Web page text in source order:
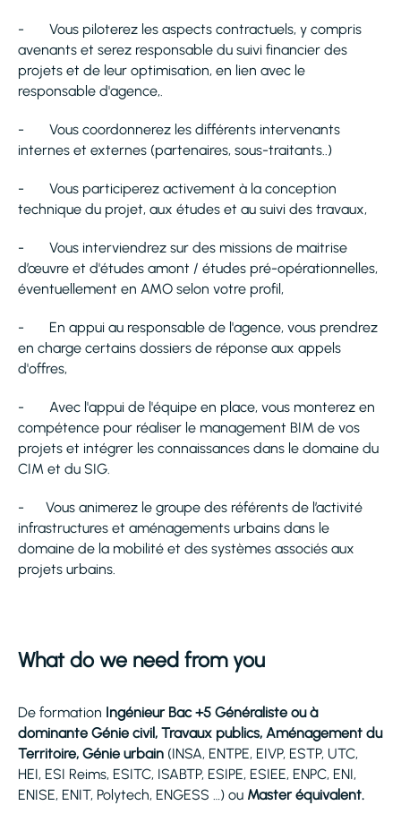
- Vous piloterez les aspects contractuels, y compris
avenants et serez responsable du suivi financier des
projets et de leur optimisation, en lien avec le
responsable d'agence,.
- Vous coordonnerez les différents intervenants
internes et externes (partenaires, sous-traitants..)
- Vous participerez activement à la conception
technique du projet, aux études et au suivi des travaux,
- Vous interviendrez sur des missions de maitrise
d’œuvre et d'études amont / études pré-opérationnelles,
éventuellement en AMO selon votre profil,
- En appui au responsable de l'agence, vous prendrez
en charge certains dossiers de réponse aux appels
d'offres,
- Avec l'appui de l'équipe en place, vous monterez en
compétence pour réaliser le management BIM de vos
projets et intégrer les connaissances dans le domaine du
CIM et du SIG.
- Vous animerez le groupe des référents de l’activité
infrastructures et aménagements urbains dans le
domaine de la mobilité et des systèmes associés aux
projets urbains.
What do we need from you
De formation Ingénieur Bac +5 Généraliste ou à
dominante Génie civil, Travaux publics, Aménagement du
Territoire, Génie urbain (INSA, ENTPE, EIVP, ESTP, UTC,
HEI, ESI Reims, ESITC, ISABTP, ESIPE, ESIEE, ENPC, ENI,
ENISE, ENIT, Polytech, ENGESS …) ou Master équivalent.